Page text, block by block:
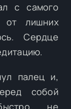
с самого
от лишних
Сердце
палец и,
собой
не